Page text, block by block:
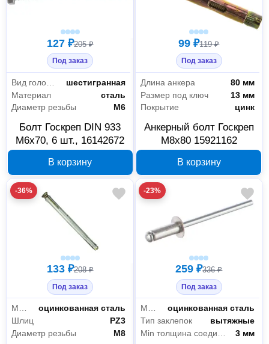
127 ₽205 ₽
Под заказ
шестигранная
Материал
сталь
Диаметр резьбы
М6
Болт Госкреп DIN 933
М6х70, 6 шт., 16142672
В корзину
99 ₽119 ₽
Под заказ
Длина анкера
80 мм
Размер под ключ
13 мм
Покрытие
цинк
Анкерный болт Госкреп
М8x80 15921162
В корзину
-36%
133 ₽208 ₽
Под заказ
Материал
оцинкованная сталь
Шлиц
PZ3
Диаметр резьбы
М8
-23%
259 ₽336 ₽
Под заказ
Материал стержня
оцинкованная сталь
Тип заклепок
вытяжные
3 мм